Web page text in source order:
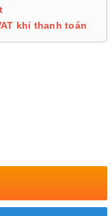
khi thanh toán